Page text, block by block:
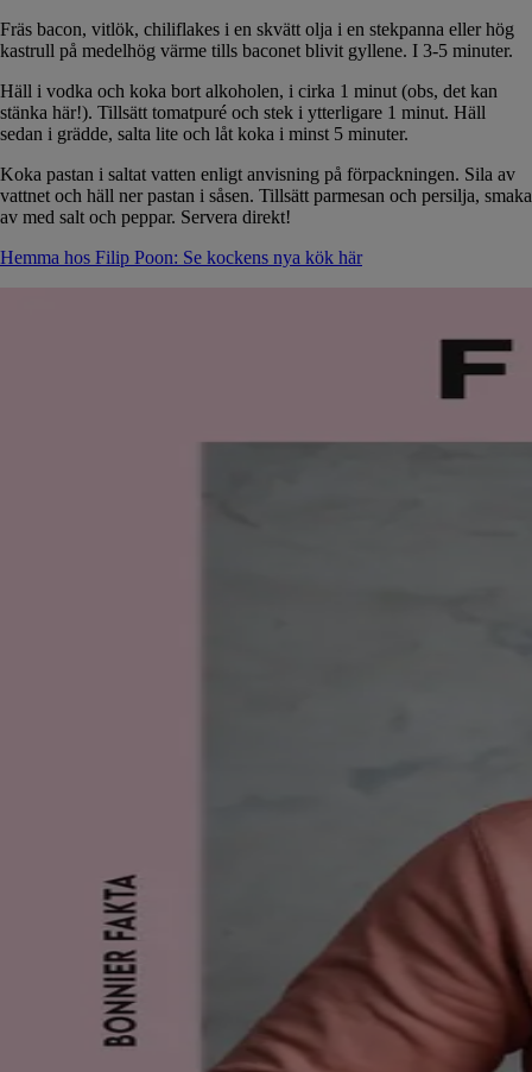
Fräs bacon, vitlök, chiliflakes i en skvätt olja i en stekpanna eller hög
kastrull på medelhög värme tills baconet blivit gyllene. I 3-5 minuter.
Häll i vodka och koka bort alkoholen, i cirka 1 minut (obs, det kan
stänka här!). Tillsätt tomatpuré och stek i ytterligare 1 minut. Häll
sedan i grädde, salta lite och låt koka i minst 5 minuter.
Koka pastan i saltat vatten enligt anvisning på förpackningen. Sila av
vattnet och häll ner pastan i såsen. Tillsätt parmesan och persilja, smaka
av med salt och peppar. Servera direkt!
Hemma hos Filip Poon: Se kockens nya kök här